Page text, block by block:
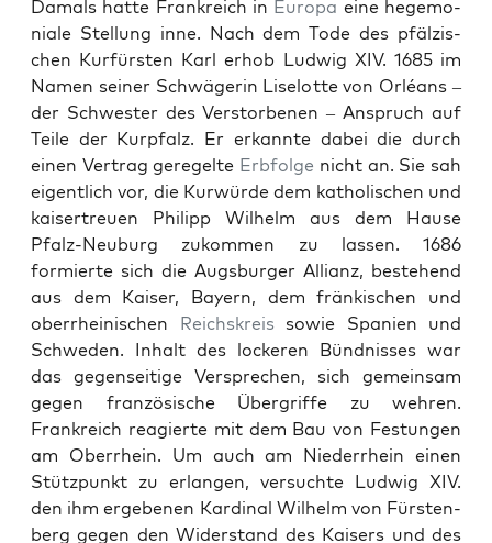
Damals hat­te Frankre­ich in Europa eine hege­mo­
ni­ale Stel­lung inne. Nach dem Tode des pfälzis­
chen Kur­fürsten Karl erhob Lud­wig XIV. 1685 im
Namen sein­er Schwägerin Liselotte von Orléans –
der Schwest­er des Ver­stor­be­nen – Anspruch auf
Teile der Kurp­falz. Er erkan­nte dabei die durch
einen Ver­trag geregelte Erb­folge nicht an. Sie sah
eigentlich vor, die Kur­würde dem katholis­chen und
kaiser­treuen Philipp Wil­helm aus dem Hause
Pfalz-Neuburg zukom­men zu lassen. 1686
formierte sich die Augs­burg­er Allianz, beste­hend
aus dem Kaiser, Bay­ern, dem fränkischen und
ober­rheinis­chen Reich­skreis sowie Spanien und
Schwe­den. Inhalt des lock­eren Bünd­niss­es war
das gegen­seit­ige Ver­sprechen, sich gemein­sam
gegen franzö­sis­che Über­griffe zu wehren.
Frankre­ich reagierte mit dem Bau von Fes­tun­gen
am Ober­rhein. Um auch am Nieder­rhein einen
Stützpunkt zu erlan­gen, ver­suchte Lud­wig XIV.
den ihm ergebe­nen Kar­di­nal Wil­helm von Fürsten­
berg gegen den Wider­stand des Kaisers und des